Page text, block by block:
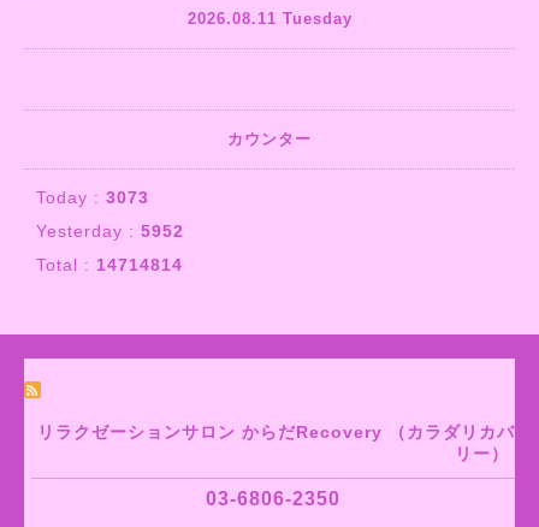
2026.08.11 Tuesday
カウンター
Today : 3073
Yesterday : 5952
Total : 14714814
リラクゼーションサロン からだRecovery （カラダリカバ
リー）
03-6806-2350